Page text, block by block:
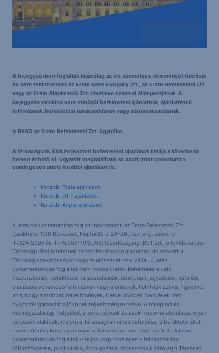
A bejegyzésben foglaltak kizárólag az író személyes véleményét tükrözik
és nem tekinthetőek az Erste Bank Hungary Zrt., az Erste Befektetési Zrt.
vagy az Erste Alapkezelő Zrt. hivatalos szakmai álláspontjának. A
bejegyzés tartalma nem minősül befektetési ajánlatnak, ajánlattételi
felhívásnak, befektetési tanácsadásnak vagy adótanácsadásnak.
A BRAD az Erste Befektetési Zrt. ügynöke.
A társaságunk által terjesztett befektetési ajánlások listája a következő
helyen érhető el, ugyanitt megtalálható az adott intstrumentumra
esetlegesen adott korábbi ajánlások is.
Korábbi Tesla ajánlások
Korábbi OTP ajánlások
Korábbi Apple ajánlások
A jelen dokumentumban foglalt információk az Erste Befektetési Zrt.
(székhely: 1138 Budapest, Népfürdő u. 24-26.; tev. eng. szám: E-
III/324/2008 és III/75.005-19/2002; tőzsdetagság: BÉT Zrt.; a továbbiakban:
Társaság) által hitelesnek tartott forrásokon alapulnak, de azokért a
Társaság szavatosságot vagy felelősséget nem vállal. A jelen
dokumentumban foglaltak nem minősíthetők befektetésre való
ösztönzésnek, befektetési tanácsadásnak, értékpapír jegyzésére, vételére,
eladására vonatkozó felhívásnak vagy ajánlatnak. Felhívjuk szíves figyelmét
arra, hogy a múltbeli teljesítmények, illetve jövőbeli becslések nem
nyújtanak garanciát a jövőbeli teljesítményre nézve. A tőkepiaci és
makrogazdasági helyzetet, a befektetések és azok hozamai alakulását olyan
tényezők alakítják, melyre a Társaságnak nincs befolyása, a befektető által
hozott döntés következményei a Társaságra nem háríthatók át. A jelen
dokumentumban foglaltak – teljes vagy részleges – felhasználása,
többszörözése, publikálása, átdolgozása, terjesztése kizárólag a Társaság